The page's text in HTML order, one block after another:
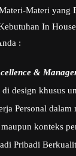
Materi yang
In
:
&
di design khusus
Personal dalam
konteks
Pribadi